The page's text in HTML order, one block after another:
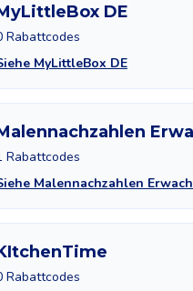
DE
Rabattcodes
MyLittleBox DE
Rabattcodes
Malennachzahlen
Rabattcodes